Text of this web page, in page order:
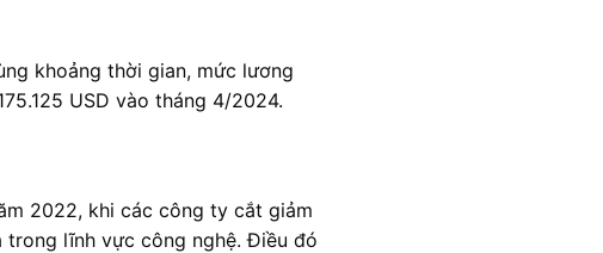
khoảng thời gian, mức lương
USD vào tháng 4/2024.
2022, khi các công ty cắt giảm
trong lĩnh vực công nghệ. Điều đó